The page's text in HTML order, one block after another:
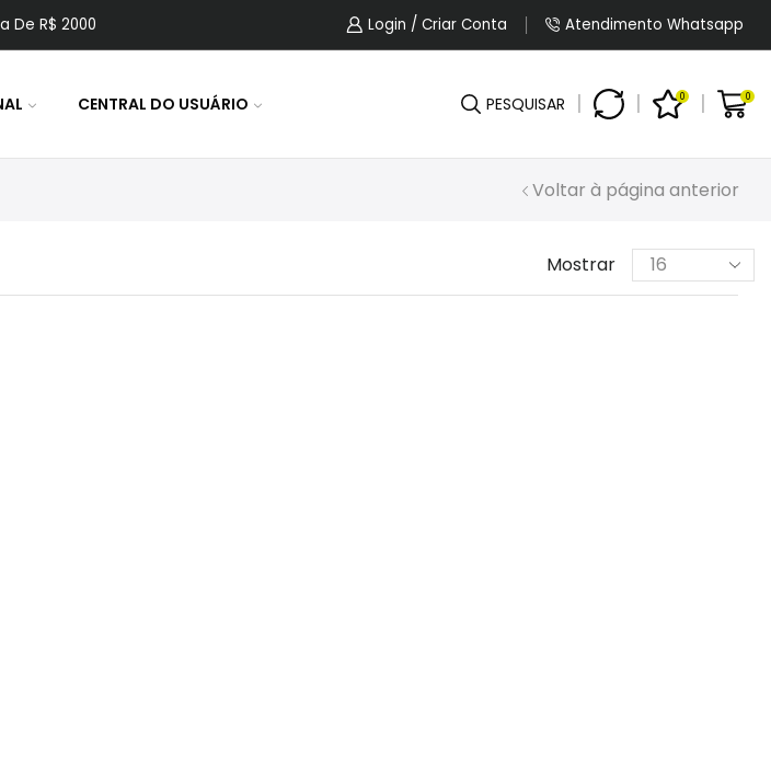
De R$ 2000 5% OFF No Pagamento Por PIX Ou Boleto.
Login / Criar Conta Atendimento Whatsapp
CENTRAL DO USUÁRIO PESQUISAR 0 0
Voltar à página anterior
Mostrar